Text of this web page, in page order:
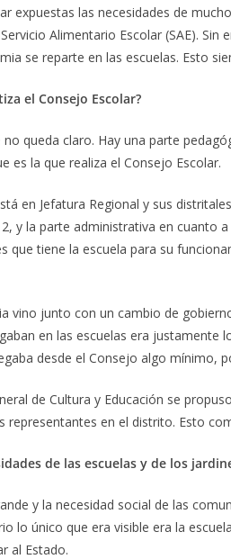
expuestas las necesidades de
Alimentario Escolar (SAE).
se reparte en las escuelas. Esto
el Consejo Escolar?
queda claro. Hay una parte
es la que realiza el Consejo Escolar.
en Jefatura Regional y sus
y la parte administrativa en cuanto
que tiene la escuela para su
vino junto con un cambio de
en las escuelas era justamente
desde el Consejo algo mínimo,
de Cultura y Educación se
representantes en el distrito. Esto
de las escuelas y de los
y la necesidad social de las
lo único que era visible era la
al Estado.